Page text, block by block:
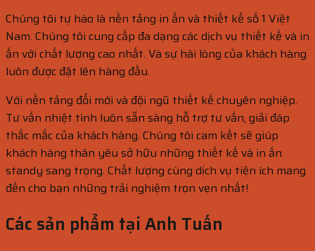
Chúng tôi tự hào là nền tảng in ấn và thiết kế số 1 Việt
Nam. Chúng tôi cung cấp đa dạng các dịch vụ thiết kế và in
ấn với chất lượng cao nhất. Và sự hài lòng của khách hàng
luôn được đặt lên hàng đầu.
Với nền tảng đổi mới và đội ngũ thiết kế chuyên nghiệp.
Tư vấn nhiệt tình luôn sẵn sàng hỗ trợ tư vấn, giải đáp
thắc mắc của khách hàng. Chúng tôi cam kết sẽ giúp
khách hàng thân yêu sở hữu những thiết kế và in ấn
standy sang trọng. Chất lượng cùng dịch vụ tiện ích mang
đến cho bạn những trải nghiệm trọn vẹn nhất!
Các sản phẩm tại Anh Tuấn